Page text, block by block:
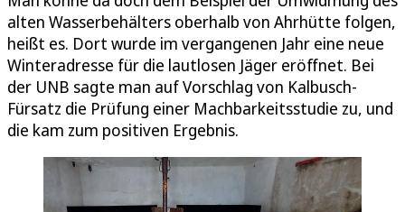
alten Wasserbehälters oberhalb von Ahrhütte folgen,
heißt es. Dort wurde im vergangenen Jahr eine neue
Winteradresse für die lautlosen Jäger eröffnet. Bei
der UNB sagte man auf Vorschlag von Kalbusch-
Fürsatz die Prüfung einer Machbarkeitsstudie zu, und
die kam zum positiven Ergebnis.